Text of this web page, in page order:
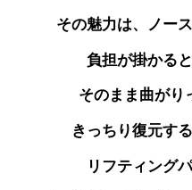
その魅力は、ノー
負担が掛かる
そのまま曲がり
きっちり復元す
リフティング